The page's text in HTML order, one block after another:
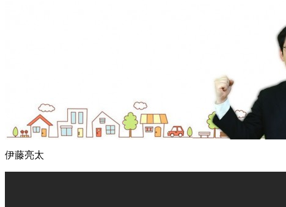
伊藤亮太